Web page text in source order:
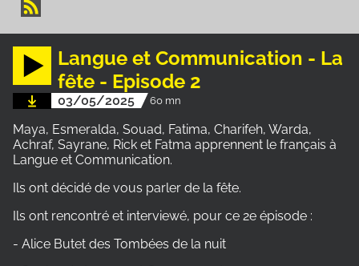
Langue et Communication - La
fête - Episode 2
03/05/2025 60 mn
Maya, Esmeralda, Souad, Fatima, Charifeh, Warda,
Achraf, Sayrane, Rick et Fatma apprennent le français à
Langue et Communication.
Ils ont décidé de vous parler de la fête.
Ils ont rencontré et interviewé, pour ce 2e épisode :
- Alice Butet des Tombées de la nuit